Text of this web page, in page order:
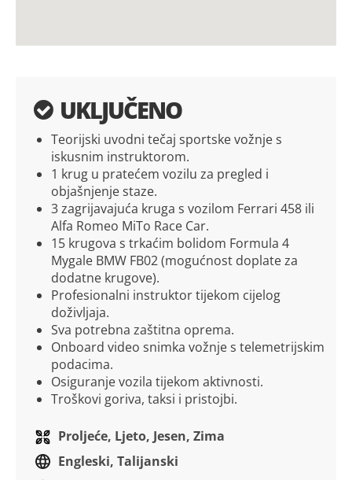
UKLJUČENO
Teorijski uvodni tečaj sportske vožnje s
iskusnim instruktorom.
1 krug u pratećem vozilu za pregled i
objašnjenje staze.
3 zagrijavajuća kruga s vozilom Ferrari 458 ili
Alfa Romeo MiTo Race Car.
15 krugova s trkaćim bolidom Formula 4
Mygale BMW FB02 (mogućnost doplate za
dodatne krugove).
Profesionalni instruktor tijekom cijelog
doživljaja.
Sva potrebna zaštitna oprema.
Onboard video snimka vožnje s telemetrijskim
podacima.
Osiguranje vozila tijekom aktivnosti.
Troškovi goriva, taksi i pristojbi.
Proljeće, Ljeto, Jesen, Zima
Engleski, Talijanski